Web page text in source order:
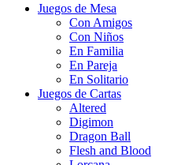
Juegos de Mesa
Con Amigos
Con Niños
En Familia
En Pareja
En Solitario
Juegos de Cartas
Altered
Digimon
Dragon Ball
Flesh and Blood